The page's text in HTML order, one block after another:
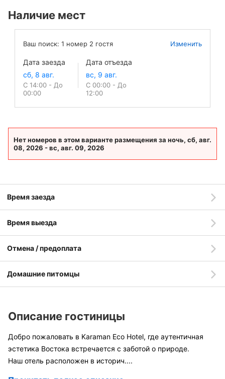
Наличие мест
Ваш поиск: 1 номер 2 гостя Изменить
Дата заезда
С 14:00 - До
00:00
Дата отъезда
С 00:00 - До
12:00
Нет номеров в этом варианте размещения за ночь, сб, авг.
08, 2026 - вс, авг. 09, 2026
Время заезда
Время выезда
Отмена / предоплата
Домашние питомцы
Описание гостиницы
Добро пожаловать в Karaman Eco Hotel, где аутентичная
эстетика Востока встречается с заботой о природе.
Наш отель расположен в историч....